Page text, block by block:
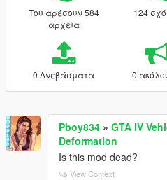
Του αρέσουν 584
αρχεία
124
0 Ανεβάσματα 0
Pboy834 » GTA IV
Deformation
Is this mod dead?
View Context